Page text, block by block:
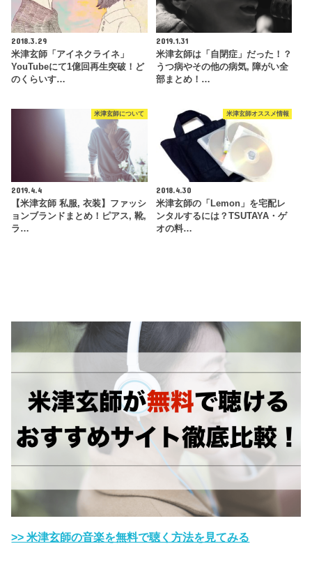
2018.3.29
米津玄師「アイネクライネ」
YouTubeにて1億回再生突破！ど
のくらいす…
2019.1.31
米津玄師は「自閉症」だった！？
うつ病やその他の病気, 障がい全
部まとめ！…
米津玄師について
2019.4.4
【米津玄師 私服, 衣装】ファッシ
ョンブランドまとめ！ピアス, 靴,
ラ…
米津玄師オススメ情報
2018.4.30
米津玄師の「Lemon」を宅配レ
ンタルするには？TSUTAYA・ゲ
オの料…
>> 米津玄師の音楽を無料で聴く方法を見てみる